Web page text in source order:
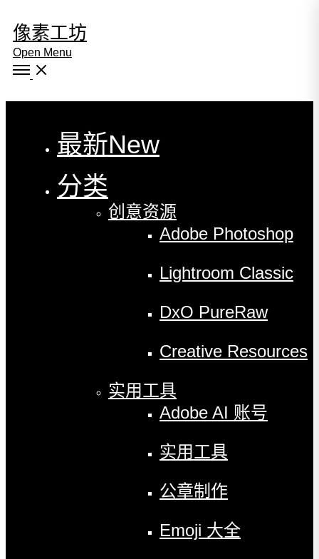
像素工坊
Open Menu
最新New
分类
创意资源
Adobe Photoshop
Lightroom Classic
DxO PureRaw
Creative Resources
实用工具
Adobe AI 账号
实用工具
公章制作
Emoji 大全